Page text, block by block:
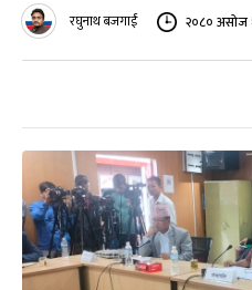
रघुनाथ बजगाईं २०८० असोज